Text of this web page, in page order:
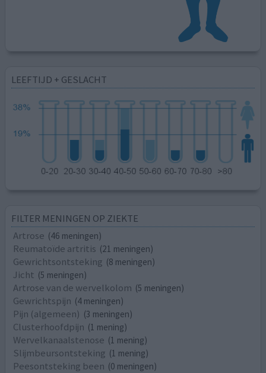
LEEFTIJD + GESLACHT
FILTER MENINGEN OP ZIEKTE
Artrose (46 meningen)
Reumatoïde artritis (21 meningen)
Gewrichtsontsteking (8 meningen)
Jicht (5 meningen)
Artrose van de wervelkolom (5 meningen)
Gewrichtspijn (4 meningen)
Pijn (algemeen) (3 meningen)
Clusterhoofdpijn (1 mening)
Wervelkanaalstenose (1 mening)
Slijmbeursontsteking (1 mening)
Peesontsteking been (0 meningen)